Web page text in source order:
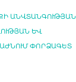
ԱՆՎՏԱՆԳՈՒԹՅԱՆ
ԵՎ
ՓՈՐՁԱԳԵՏ